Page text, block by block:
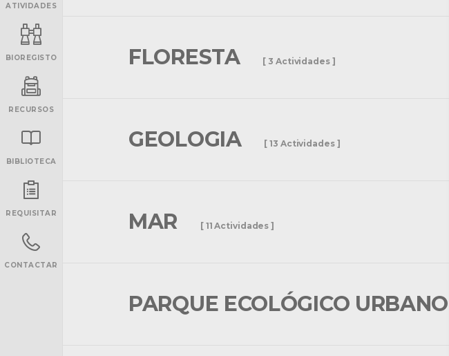
ATIVIDADES
BIOREGISTO
RECURSOS
BIBLIOTECA
REQUISITAR
CONTACTAR
FLORESTA [ 3 Actividades ]
GEOLOGIA [ 13 Actividades ]
MAR [ 11 Actividades ]
PARQUE ECOLÓGICO URBANO